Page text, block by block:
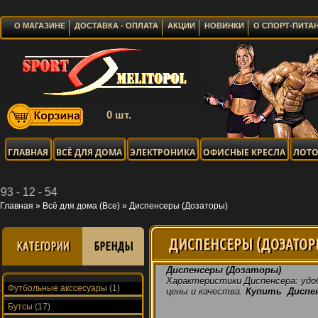
О МАГАЗИНЕ ДОСТАВКА - ОПЛАТА АКЦИИ НОВИНКИ О СПОРТ-
0 шт.
ГЛАВНАЯ ВСЁ ДЛЯ ДОМА ЭЛЕКТРОНИКА ОФИСНЫЕ КРЕСЛА
Главная » Всё для дома (Все) » Диспенсеры (Дозаторы)
КАТЕГОРИИ БРЕНДЫ
Футбольные акссесуары (1)
Бутсы (17)
ДИСПЕНСЕРЫ
Диспенсеры (Дозаторы)
Характеристики Диспенсера:
цены и качества. Купить